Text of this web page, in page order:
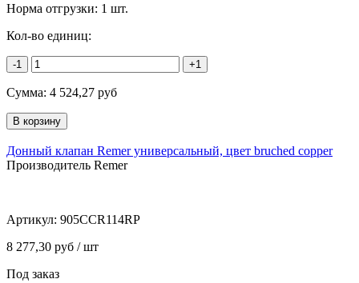
Норма отгрузки: 1 шт.
Кол-во единиц:
-1 +1
Сумма: 4 524,27 руб
Донный клапан Remer универсальный, цвет bruched copper
Производитель Remer
Артикул: 905CCR114RP
8 277,30 руб / шт
Под заказ